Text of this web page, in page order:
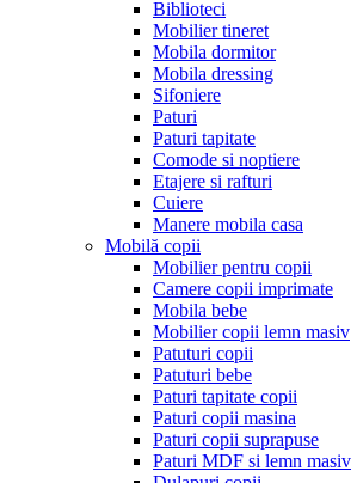
Biblioteci
Mobilier tineret
Mobila dormitor
Mobila dressing
Sifoniere
Paturi
Paturi tapitate
Comode si noptiere
Etajere si rafturi
Cuiere
Manere mobila casa
Mobilă copii
Mobilier pentru copii
Camere copii imprimate
Mobila bebe
Mobilier copii lemn masiv
Patuturi copii
Patuturi bebe
Paturi tapitate copii
Paturi copii masina
Paturi copii suprapuse
Paturi MDF si lemn masiv